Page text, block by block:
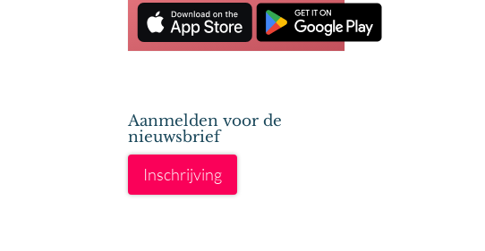
Aanmelden voor de
nieuwsbrief
Inschrijving